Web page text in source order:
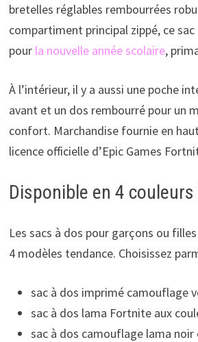
bretelles réglables rembourrées
compartiment principal zippé, ce
pour la nouvelle année scolaire,
À l’intérieur, il y a aussi une poche
avant et un dos rembourré pour un
confort. Marchandise fournie en
licence officielle d’Epic Games
Disponible en 4
Les sacs à dos pour garçons ou
4 modèles tendance. Choisissez
sac à dos imprimé camouflage
sac à dos lama Fortnite aux
sac à dos camouflage lama noir